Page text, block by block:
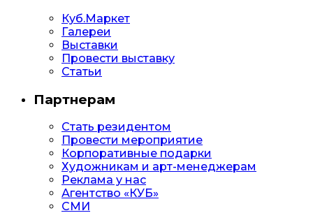
Куб.Маркет
Галереи
Выставки
Провести выставку
Статьи
Партнерам
Стать резидентом
Провести мероприятие
Корпоративные подарки
Художникам и арт-менеджерам
Реклама у нас
Агентство «КУБ»
СМИ